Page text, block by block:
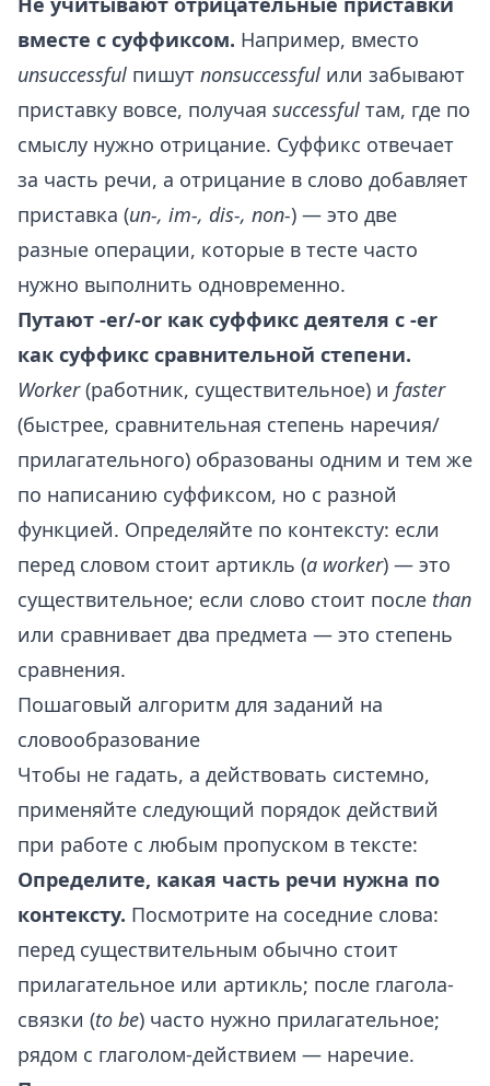
вместе с суффиксом. Например, вместо
unsuccessful пишут nonsuccessful или забывают
приставку вовсе, получая successful там, где по
смыслу нужно отрицание. Суффикс отвечает
за часть речи, а отрицание в слово добавляет
приставка (un-, im-, dis-, non-) — это две
разные операции, которые в тесте часто
нужно выполнить одновременно.
Путают -er/-or как суффикс деятеля с -er
как суффикс сравнительной степени.
Worker(работник, существительное) и faster
(быстрее, сравнительная степень наречия/
прилагательного) образованы одним и тем же
по написанию суффиксом, но с разной
функцией. Определяйте по контексту: если
перед словом стоит артикль (a worker) — это
существительное; если слово стоит после than
или сравнивает два предмета — это степень
сравнения.
Пошаговый алгоритм для заданий на
словообразование
Чтобы не гадать, а действовать системно,
применяйте следующий порядок действий
при работе с любым пропуском в тексте:
Определите, какая часть речи нужна по
контексту. Посмотрите на соседние слова:
перед существительным обычно стоит
прилагательное или артикль; после глагола-
связки (to be) часто нужно прилагательное;
рядом с глаголом-действием — наречие.